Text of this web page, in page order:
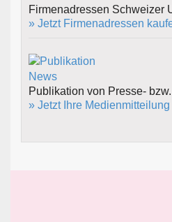
Firmenadressen Schweizer
» Jetzt Firmenadressen
Publikation von Presse-
» Jetzt Ihre